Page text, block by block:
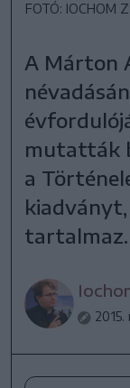
FOTÓ: IOCHOM
A Márton
mutatták
a
tartalmaz.
2015.